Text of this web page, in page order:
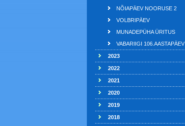
NÕIAPÄEV NOORUSE 2
VOLBRIPÄEV
MUNADEPÜHA ÜRITUS
VABARIIGI 106.AASTAPÄEV
2023
2022
2021
2020
2019
2018